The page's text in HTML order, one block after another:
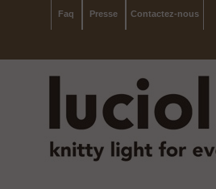
Contactez-nous
Presse
Faq